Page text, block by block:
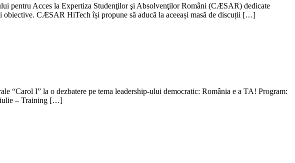
pentru Acces la Expertiza Studenţilor şi Absolvenţilor Români (CÆSAR) dedicate
CÆSAR HiTech își propune să aducă la aceeași masă de discuții […]
I” la o dezbatere pe tema leadership-ului democratic: România e a TA! Program:
iulie – Training […]